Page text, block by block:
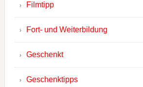
Filmtipp
Fort- und Weiterbildung
Geschenkt
Geschenktipps